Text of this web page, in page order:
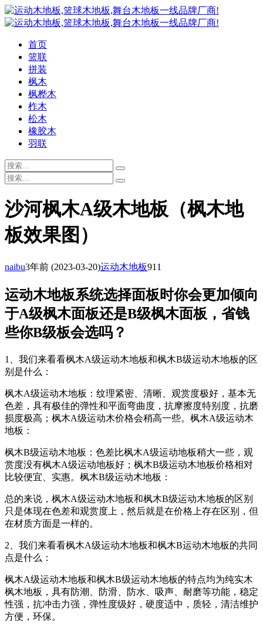
首页
篮联
拼装
枫木
枫桦木
柞木
松木
橡胶木
羽联
沙河枫木A级木地板（枫木地
板效果图）
naibu3年前 (2023-03-20)运动木地板911
运动木地板系统选择面板时你会更加倾向
于A级枫木面板还是B级枫木面板，省钱
些你B级板会选吗？
1、我们来看看枫木A级运动木地板和枫木B级运动木地板的区
别是什么：
枫木A级运动木地板：纹理紧密、清晰、观赏度极好，基本无
色差，具有极佳的弹性和平面弯曲度，抗摩擦度特别度，抗磨
损度极高；枫木A级运动木价格会稍高一些。枫木A级运动木
地板：
枫木B级运动木地板：色差比枫木A级运动地板稍大一些，观
赏度没有枫木A级运动地板好；枫木B级运动木地板价格相对
比较便宜、实惠。枫木B级运动木地板：
总的来说，枫木A级运动木地板和枫木B级运动木地板的区别
只是体现在色差和观赏度上，然后就是在价格上存在区别，但
在材质方面是一样的。
2、我们来看看枫木A级运动木地板和枫木B运动木地板的共同
点是什么：
枫木A级运动木地板和枫木B级运动木地板的特点均为纯实木
枫木地板，具有防潮、防滑、防水、吸声、耐磨等功能，稳定
性强，抗冲击力强，弹性度级好，硬度适中，质轻，清洁维护
方便，环保。